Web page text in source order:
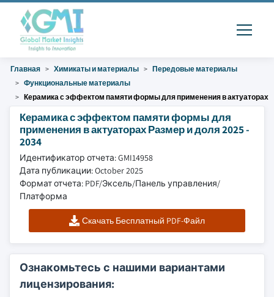
Главная Химикаты и материалы
Передовые материалы
Функциональные материалы
Керамика с эффектом памяти формы для применения в актуаторах
Керамика с эффектом памяти формы для
применения в актуаторах Размер и доля 2025 -
2034
Идентификатор отчета: GMI14958
Дата публикации: October 2025
Формат отчета: PDF/Эксель/Панель управления/
Платформа
Скачать Бесплатный PDF-Файл
Ознакомьтесь с нашими вариантами
лицензирования: